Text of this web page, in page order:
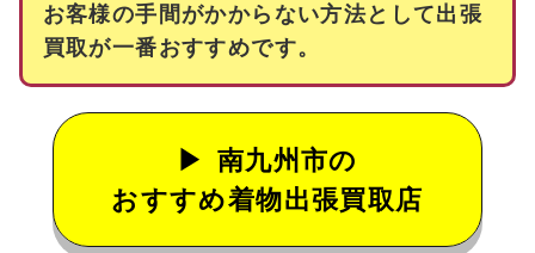
お客様の手間がかからない方法として出張
買取が一番おすすめです。
南九州市の
おすすめ着物出張買取店